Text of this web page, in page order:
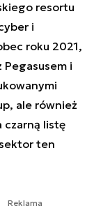
resortu
i
roku 2021,
i
ale również
czarną listę
ten
Reklama